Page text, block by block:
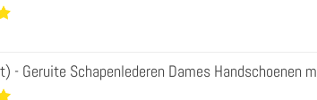
- Geruite Schapenlederen Dames Handschoenen